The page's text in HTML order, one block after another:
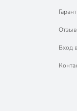
Вход